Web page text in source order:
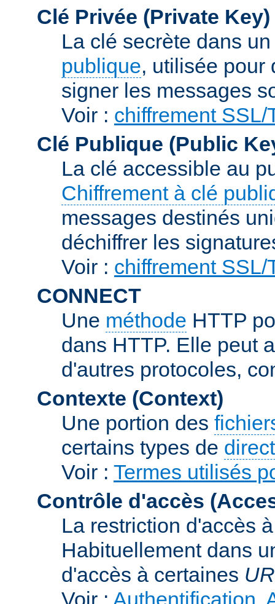
Clé Privée (Private Key)
La clé secrète dans
publique, utilisée pour
signer les messages
Voir : chiffrement SSL/
Clé Publique (Public
La clé accessible au
Chiffrement à clé
messages destinés
déchiffrer les
Voir : chiffrement SSL/
CONNECT
Une méthode HTTP
dans HTTP. Elle peut
d'autres protocoles,
Contexte (Context)
Une portion des
certains types de
Voir : Termes utilisés
Contrôle d'accès
La restriction d'accès
Habituellement dans
d'accès à certaines
Voir : Authentification,